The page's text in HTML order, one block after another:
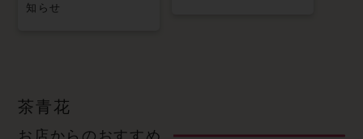
知らせ
茶青花
お店からのおすすめ